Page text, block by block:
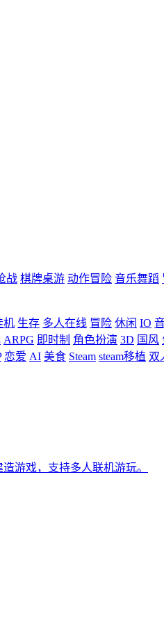
战 棋牌桌游 动作冒险 音乐舞蹈
机 生存 多人在线 冒险 休闲 IO
ARPG 即时制 角色扮演 3D 国风
恋爱 AI 美食 Steam steam移植 双
游戏，支持多人联机游玩。